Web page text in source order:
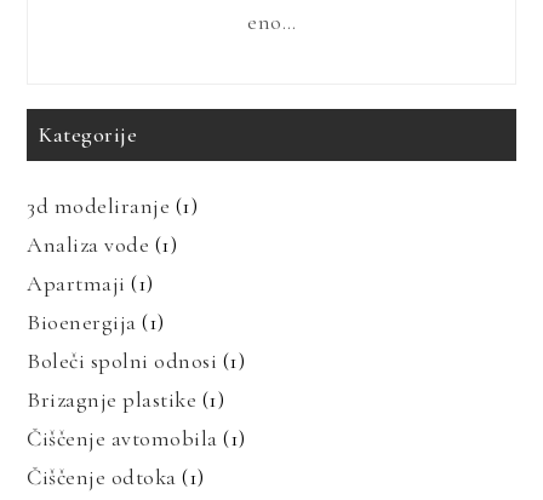
eno…
Kategorije
3d modeliranje (1)
Analiza vode (1)
Apartmaji (1)
Bioenergija (1)
Boleči spolni odnosi (1)
Brizagnje plastike (1)
Čiščenje avtomobila (1)
Čiščenje odtoka (1)